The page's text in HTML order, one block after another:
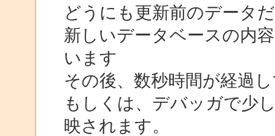
どうにも更新前のデータ
新しいデータベースの内
います
その後、数秒時間が経過
もしくは、デバッガで少
映されます。